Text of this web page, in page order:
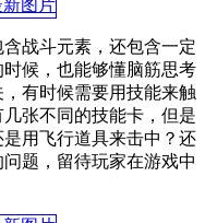
战斗元素，还包含一定
候，也能够懂脑筋思考
有时候需要用技能来触
张不同的技能卡，但是
用飞行道具来击中？还
题，留待玩家在游戏中